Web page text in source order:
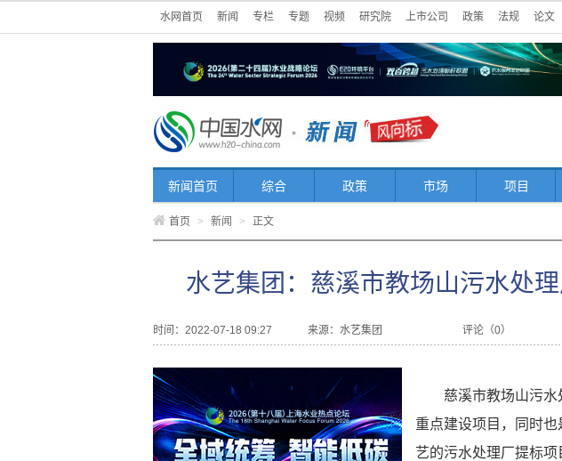
水网首页 新闻 专栏 专题 视频 研究院 上市公司 政策 法规 论文
新闻首页 综合 政策 市场 项目
首页 > 新闻 > 正文
水艺集团：慈溪市教场山污水处
时间：2022-07-18 09:27 来源： 水艺集团 评论（0）
慈溪市教场山污
重点建设项目，同时
艺的污水处理厂提标